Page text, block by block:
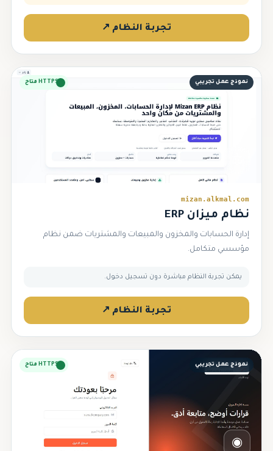
تجربة النظام ↗
نموذج عمل تجريبي HTTPS متاح
mizan.alkmal.com
نظام ميزان ERP
إدارة الحسابات والمخزون والمبيعات والمشتريات ضمن نظام
مؤسسي متكامل.
يمكن تجربة النظام مباشرة دون تسجيل دخول.
تجربة النظام ↗
نموذج عمل تجريبي HTTPS متاح
◉